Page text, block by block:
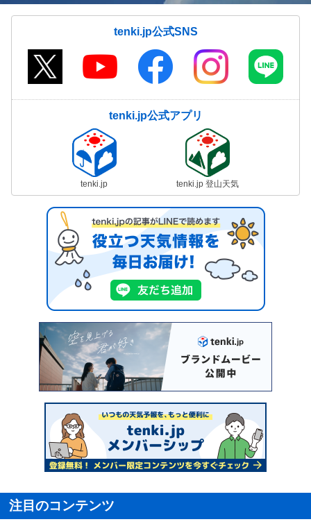
tenki.jp公式SNS
tenki.jp公式アプリ
tenki.jp tenki.jp 登山天気
注目のコンテンツ